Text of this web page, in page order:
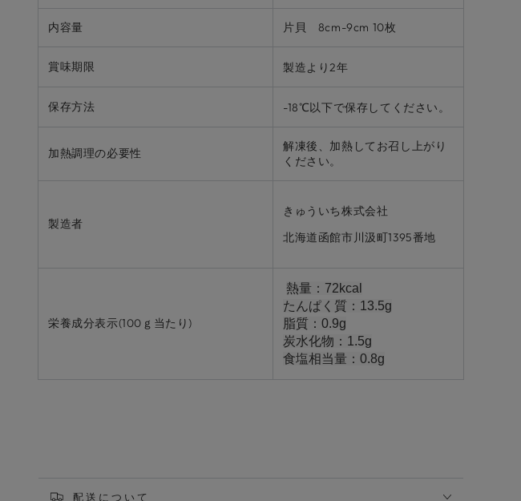
内容量 片貝 8cm-9cm 10枚
賞味期限 製造より2年
保存方法 -18℃以下で保存してください。
加熱調理の必要性
解凍後、加熱してお召し上がり
ください。
製造者
きゅういち株式会社
北海道函館市川汲町1395番地
栄養成分表示(100ｇ当たり)
熱量：72kcal
たんぱく質：13.5g
脂質：0.9g
炭水化物：1.5g
食塩相当量：0.8g
配送について